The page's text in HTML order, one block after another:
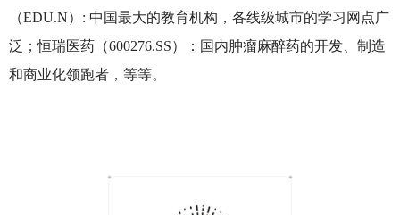
（EDU.N）: 中国最大的教育机构，各线级城市的学习网点广
泛；恒瑞医药（600276.SS）：国内肿瘤麻醉药的开发、制造
和商业化领跑者，等等。